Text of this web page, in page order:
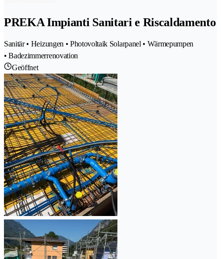
PREKA Impianti Sanitari e Riscaldamento
Sanitär • Heizungen • Photovoltaik Solarpanel • Wärmepumpen
• Badezimmerrenovation
Geöffnet